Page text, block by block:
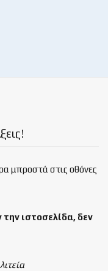
μπροστά στις οθόνες
ιστοσελίδα, δεν